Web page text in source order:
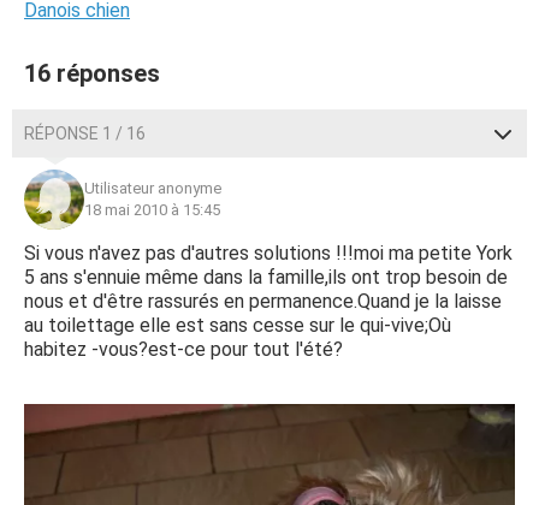
Danois chien
16 réponses
RÉPONSE 1 / 16
Utilisateur anonyme
18 mai 2010 à 15:45
Si vous n'avez pas d'autres solutions !!!moi ma petite York
5 ans s'ennuie même dans la famille,ils ont trop besoin de
nous et d'être rassurés en permanence.Quand je la laisse
au toilettage elle est sans cesse sur le qui-vive;Où
habitez -vous?est-ce pour tout l'été?